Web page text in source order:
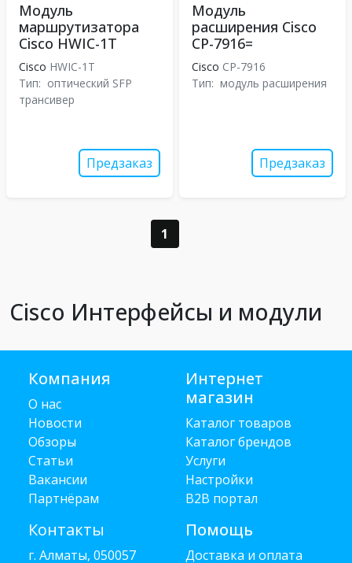
Модуль
маршрутизатора
Cisco HWIC-1T
Cisco HWIC-1T
Тип: оптический SFP
трансивер
Предзаказ
Модуль
расширения Cisco
CP-7916=
Cisco CP-7916
Тип: модуль расширения
Предзаказ
1
Cisco Интерфейсы и модули
Компания
О нас
Новости
Обзоры
Статьи
Вакансии
Партнёрам
Контакты
г. Алматы, 050057
Интернет
магазин
Каталог товаров
Каталог брендов
Услуги
Настройки
B2B портал
Помощь
Доставка и оплата